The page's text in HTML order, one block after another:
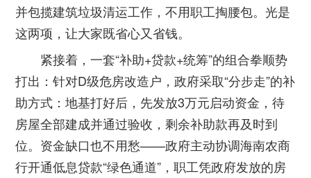
并包揽建筑垃圾清运工作，不用职工掏腰包。光是
这两项，让大家既省心又省钱。
紧接着，一套“补助+贷款+统筹”的组合拳顺势
打出：针对D级危房改造户，政府采取“分步走”的补
助方式：地基打好后，先发放3万元启动资金，待
房屋全部建成并通过验收，剩余补助款再及时到
位。资金缺口也不用愁——政府主动协调海南农商
行开通低息贷款“绿色通道”，职工凭政府发放的房